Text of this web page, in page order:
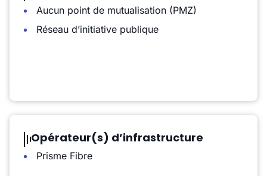
Aucun point de mutualisation (PMZ)
Réseau d’initiative publique
Opérateur(s) d’infrastructure
Prisme Fibre